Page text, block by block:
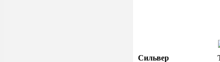
Сильвер